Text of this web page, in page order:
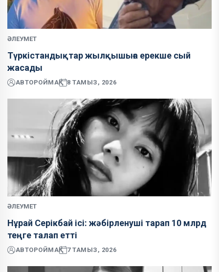
ӘЛЕУМЕТ
Түркістандықтар жылқышыға ерекше сый
жасады
АВТОРОЙМАҚ 8 ТАМЫЗ, 2026
ӘЛЕУМЕТ
Нұрай Серікбай ісі: жәбірленуші тарап 10 млрд
теңге талап етті
АВТОРОЙМАҚ 7 ТАМЫЗ, 2026